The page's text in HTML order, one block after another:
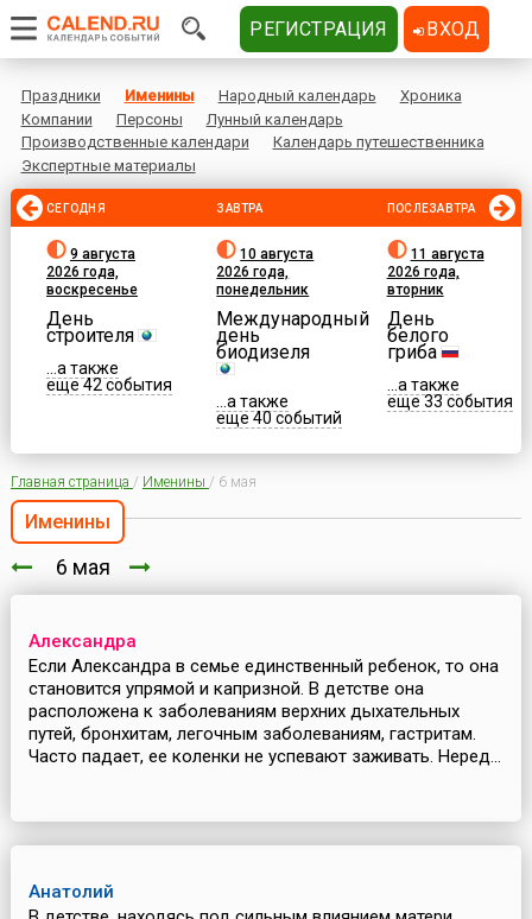
Праздники Именины Народный календарь
Хроника
Компании
Персоны
Лунный календарь
Производственные календари
Календарь путешественника
Экспертные материалы
СЕГОДНЯ
9 августа
2026 года,
воскресенье
День
строителя
...а также
еще 42 события
ЗАВТРА
10 августа
2026 года,
понедельник
Международный
день
биодизеля
...а также
еще 40 событий
ПОСЛЕЗАВТРА
11 августа
2026 года,
вторник
День
белого
гриба
...а также
еще 33 события
Главная страница / Именины / 6 мая
Именины
6 мая
Александра
Если Александра в семье единственный ребенок, то она
становится упрямой и капризной. В детстве она
расположена к заболеваниям верхних дыхательных
путей, бронхитам, легочным заболеваниям, гастритам.
Часто падает, ее коленки не успевают заживать. Неред...
Анатолий
РЕГИСТРАЦИЯ ВХОД